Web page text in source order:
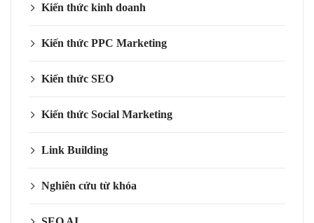
Kiến thức kinh doanh
Kiến thức PPC Marketing
Kiến thức SEO
Kiến thức Social Marketing
Link Building
Nghiên cứu từ khóa